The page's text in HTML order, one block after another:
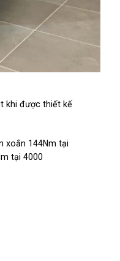
khi được thiết kế
xoắn 144Nm tại
tại 4000